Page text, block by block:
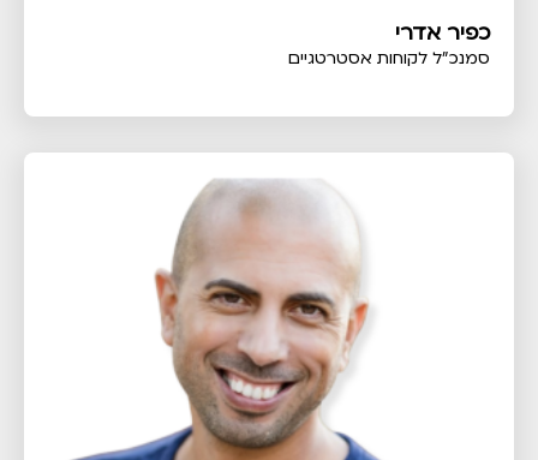
כפיר אדרי
סמנכ"ל לקוחות אסטרטגיים